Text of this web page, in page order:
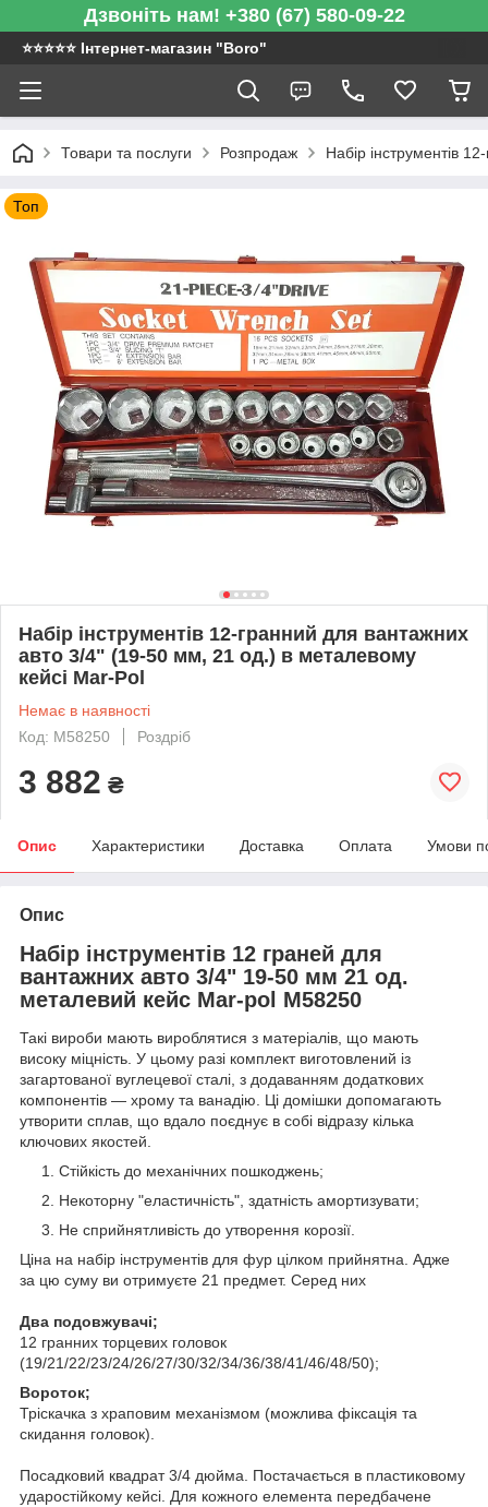
Дзвоніть нам! +380 (67) 580-09-22
⭐️⭐️⭐️⭐️⭐️ Інтернет-магазин "Boro"
Товари та послуги Розпродаж Набір інструментів
Топ
Набір інструментів 12-гранний для вантажних
авто 3/4" (19-50 мм, 21 од.) в металевому
кейсі Mar-Pol
Немає в наявності
Код: M58250
Роздріб
3 882 ₴
Опис Характеристики Доставка Оплата Умови
Опис
Набір інструментів 12 граней для
вантажних авто 3/4" 19-50 мм 21 од.
металевий кейс Mar-pol M58250
Такі вироби мають вироблятися з матеріалів, що мають
високу міцність. У цьому разі комплект виготовлений із
загартованої вуглецевої сталі, з додаванням додаткових
компонентів — хрому та ванадію. Ці домішки допомагають
утворити сплав, що вдало поєднує в собі відразу кілька
ключових якостей.
Стійкість до механічних пошкоджень;
Некоторну "еластичність", здатність амортизувати;
Не сприйнятливість до утворення корозії.
Ціна на набір інструментів для фур цілком прийнятна. Адже
за цю суму ви отримуєте 21 предмет. Серед них
Два подовжувачі;
12 гранних торцевих головок
(19/21/22/23/24/26/27/30/32/34/36/38/41/46/48/50);
Вороток;
Тріскачка з храповим механізмом (можлива фіксація та
скидання головок).
Посадковий квадрат 3/4 дюйма. Постачається в пластиковому
ударостійкому кейсі. Для кожного елемента передбачене